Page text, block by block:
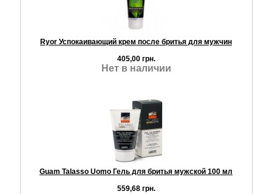
Ryor Успокаивающий крем после бритья для мужчин
405,00 грн.
Нет в наличии
Guam Talasso Uomo Гель для бритья мужской 100 мл
559,68 грн.